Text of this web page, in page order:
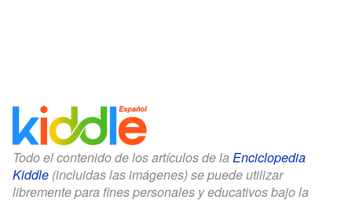
Todo el contenido de los artículos de la Enciclopedia
Kiddle (incluidas las imágenes) se puede utilizar
libremente para fines personales y educativos bajo la